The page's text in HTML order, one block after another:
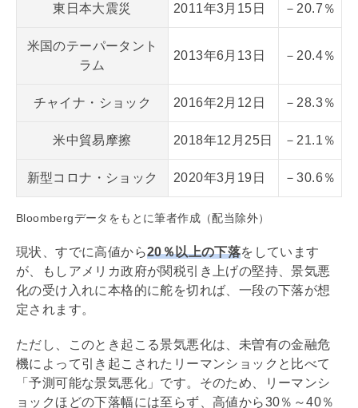
東日本大震災 2011年3月15日 －20.7％
米国のテーパータント
ラム
2013年6月13日 －20.4％
チャイナ・ショック 2016年2月12日 －28.3％
米中貿易摩擦 2018年12月25日 －21.1％
新型コロナ・ショック 2020年3月19日 －30.6％
Bloombergデータをもとに筆者作成（配当除外）
現状、すでに高値から20％以上の下落をしています
が、もしアメリカ政府が関税引き上げの堅持、景気悪
化の受け入れに本格的に舵を切れば、一段の下落が想
定されます。
ただし、このとき起こる景気悪化は、未曽有の金融危
機によって引き起こされたリーマンショックと比べて
「予測可能な景気悪化」です。そのため、リーマンシ
ョックほどの下落幅には至らず、高値から30％～40％